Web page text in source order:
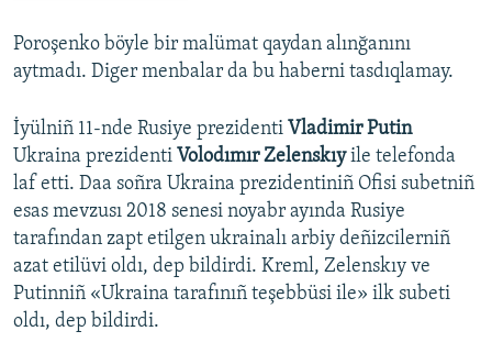
Poroşenko böyle bir malümat qaydan alınğanını
aytmadı. Diger menbalar da bu haberni tasdıqlamay.
İyülniñ 11-nde Rusiye prezidenti Vladimir Putin
Ukraina prezidenti Volodımır Zelenskıyile telefonda
laf etti. Daa soñra Ukraina prezidentiniñ Ofisi subetniñ
esas mevzusı 2018 senesi noyabr ayında Rusiye
tarafından zapt etilgen ukrainalı arbiy deñizcilerniñ
azat etilüvi oldı, dep bildirdi. Kreml, Zelenskıy ve
Putinniñ «Ukraina tarafınıñ teşebbüsi ile» ilk subeti
oldı, dep bildirdi.